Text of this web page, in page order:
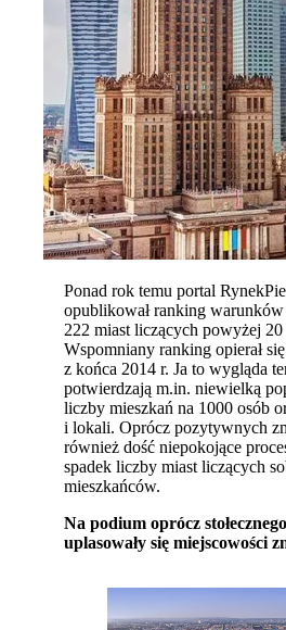
Ponad rok temu portal
opublikował ranking
222 miast liczących powyżej
Wspomniany ranking opierał
z końca 2014 r. Ja to wygląda
potwierdzają m.in. niewielką
liczby mieszkań na 1000 osób
i lokali. Oprócz pozytywnych
również dość niepokojące
spadek liczby miast liczących
mieszkańców.
Na podium oprócz
uplasowały się miejscowości